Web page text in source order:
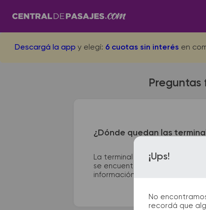
Descargá la app y elegí: 6 cuotas sin interés en
¡Ups!
No
recordá que
¿Dónde quedan las
La terminal de ómnibus de La
se encuentra en Cesar Comilli
información que te facilitarán